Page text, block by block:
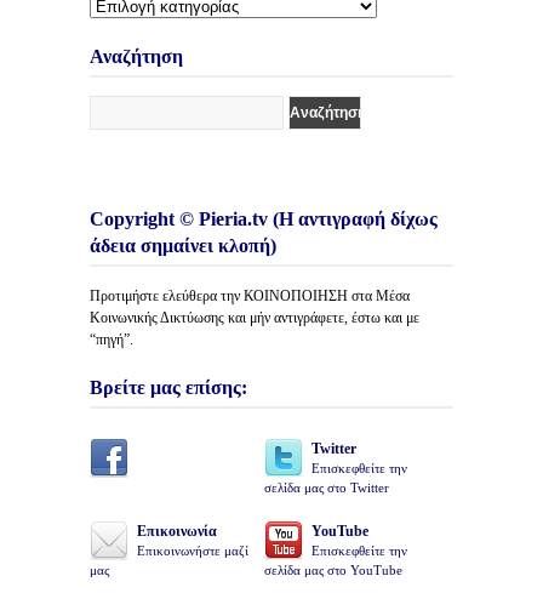
Διάφορες
Άρθρων
Αναζήτηση
Copyright © Pieria.tv (Η αντιγραφή δίχως
άδεια σημαίνει κλοπή)
Προτιμήστε ελεύθερα την ΚΟΙΝΟΠΟΙΗΣΗ στα Μέσα
Κοινωνικής Δικτύωσης και μήν αντιγράφετε, έστω και με
“πηγή”.
Βρείτε μας επίσης:
Twitter
Επισκεφθείτε την
σελίδα μας στο Twitter
Επικοινωνία
Επικοινωνήστε μαζί
μας
YouTube
Επισκεφθείτε την
σελίδα μας στο YouTube